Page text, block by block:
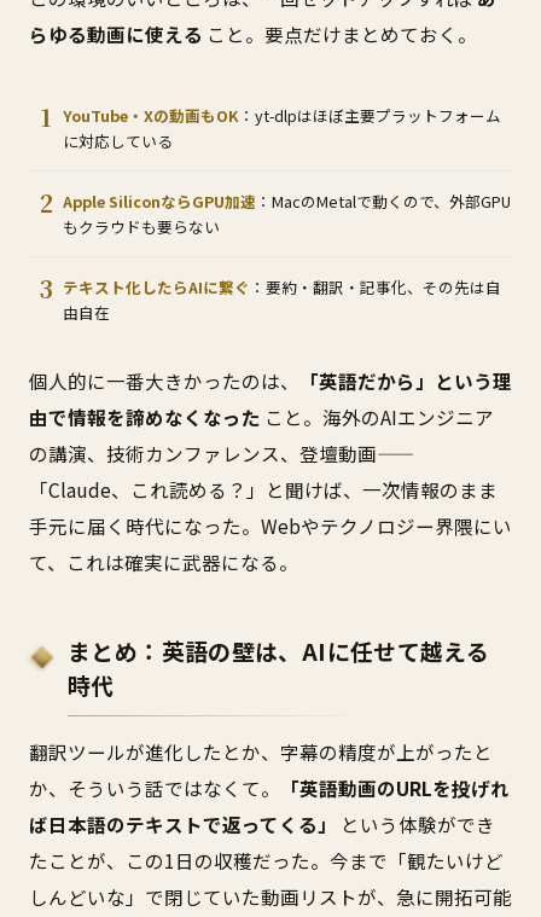
らゆる動画に使える こと。要点だけまとめておく。
YouTube・Xの動画もOK ：yt-dlpはほぼ主要プラットフォーム
に対応している
Apple SiliconならGPU加速 ：MacのMetalで動くので、外部GPU
もクラウドも要らない
テキスト化したらAIに繋ぐ ：要約・翻訳・記事化、その先は自
由自在
個人的に一番大きかったのは、
「英語だから」という理
由で情報を諦めなくなった こと。海外のAIエンジニア
の講演、技術カンファレンス、登壇動画——
「Claude、これ読める？」と聞けば、一次情報のまま
手元に届く時代になった。Webやテクノロジー界隈にい
て、これは確実に武器になる。
まとめ：英語の壁は、AIに任せて越える
時代
翻訳ツールが進化したとか、字幕の精度が上がったと
か、そういう話ではなくて。
「英語動画のURLを投げれ
ば日本語のテキストで返ってくる」
という体験ができ
たことが、この1日の収穫だった。今まで「観たいけど
しんどいな」で閉じていた動画リストが、急に開拓可能